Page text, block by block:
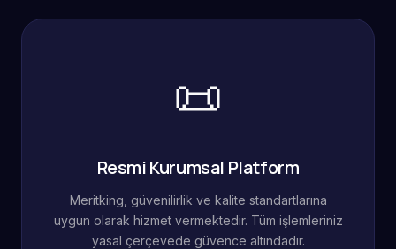
📜
Resmi Kurumsal Platform
Meritking, güvenilirlik ve kalite standartlarına
uygun olarak hizmet vermektedir. Tüm işlemleriniz
yasal çerçevede güvence altındadır.